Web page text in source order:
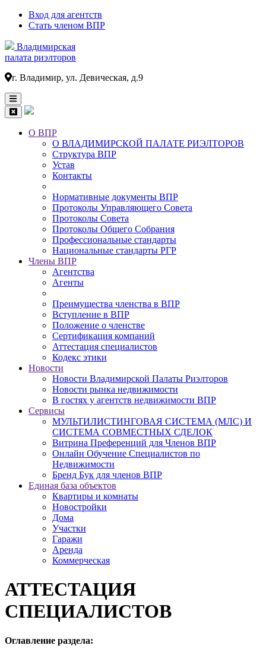
Вход для агентств
Стать членом ВПР
Владимирская
палата риэлторов
г. Владимир, ул. Девическая, д.9
Основная
навигация
О ВПР
О ВЛАДИМИРСКОЙ ПАЛАТЕ РИЭЛТОРОВ
Структура ВПР
Устав
Контакты
Нормативные документы ВПР
Протоколы Управляющего Совета
Протоколы Совета
Протоколы Общего Собрания
Профессиональные стандарты
Национальные стандарты РГР
Члены ВПР
Агентства
Агенты
Преимущества членства в ВПР
Вступление в ВПР
Положение о членстве
Сертификация компаний
Аттестация специалистов
Кодекс этики
Новости
Новости Владимирской Палаты Риэлторов
Новости рынка недвижимости
В гостях у агентств недвижимости ВПР
Сервисы
МУЛЬТИЛИСТИНГОВАЯ СИСТЕМА (МЛС) И
СИСТЕМА СОВМЕСТНЫХ СДЕЛОК
Витрина Преференций для Членов ВПР
Онлайн Обучение Специалистов по
Недвижимости
Бренд Бук для членов ВПР
Единая база объектов
Квартиры и комнаты
Новостройки
Дома
Участки
Гаражи
Аренда
Коммерческая
АТТЕСТАЦИЯ
СПЕЦИАЛИСТОВ
Оглавление раздела: